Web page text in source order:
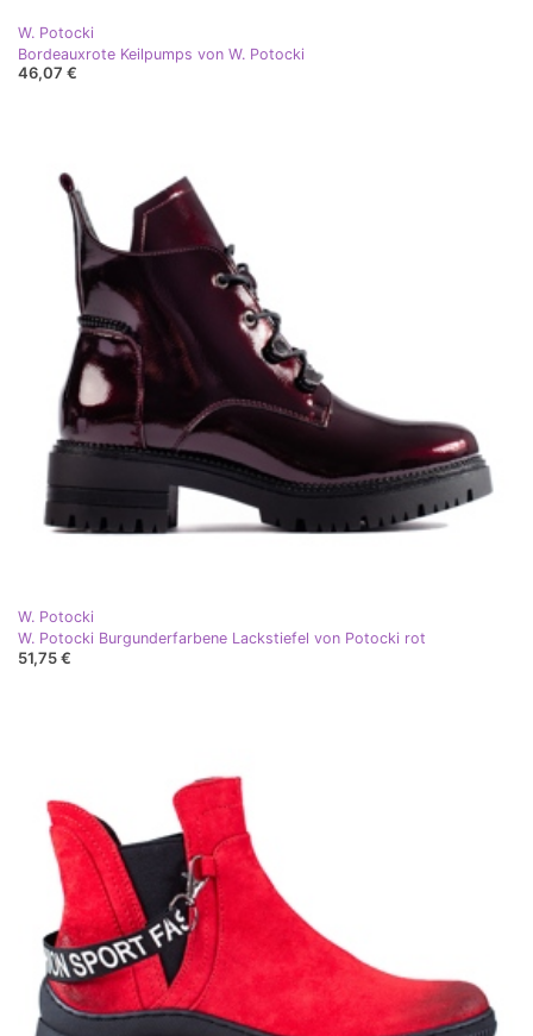
W. Potocki
Bordeauxrote Keilpumps von W. Potocki
46,07 €
W. Potocki
W. Potocki Burgunderfarbene Lackstiefel von Potocki rot
51,75 €